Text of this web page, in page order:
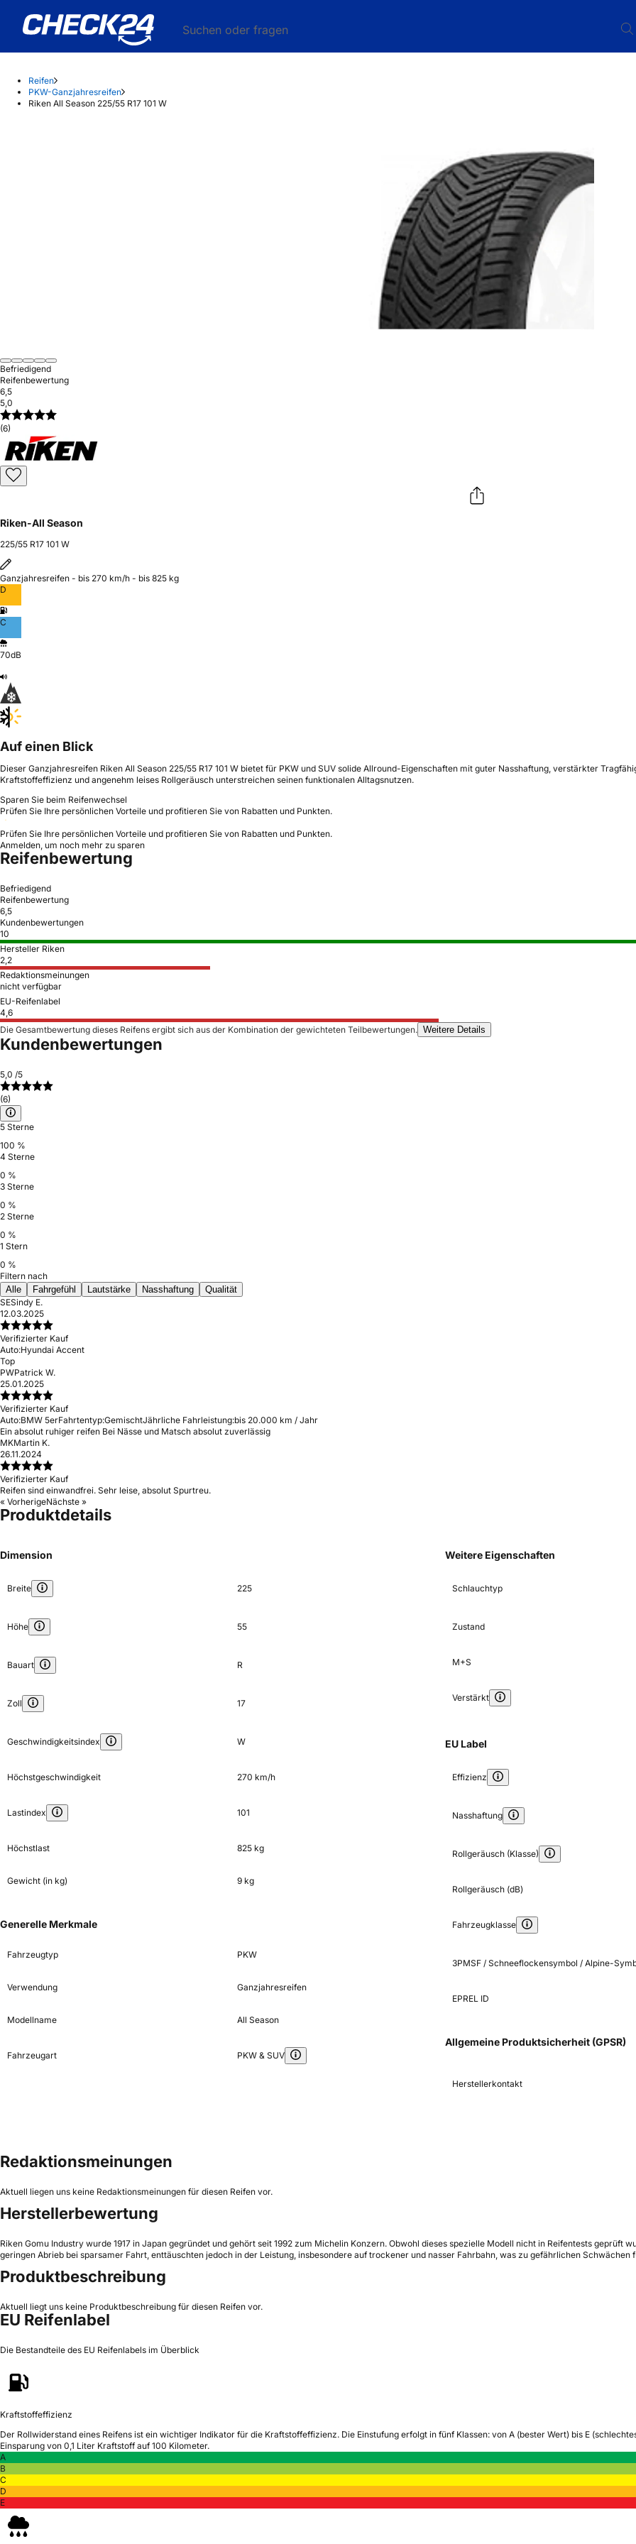
Suchen oder fragen
Reifen
PKW-Ganzjahresreifen
Riken All Season 225/55 R17 101 W
Befriedigend
Reifenbewertung
6,5
5,0
(6)
Riken-All Season
225/55 R17 101 W
Ganzjahresreifen - bis 270 km/h - bis 825 kg
D
C
70dB
Auf einen Blick
Dieser Ganzjahresreifen Riken All Season 225/55 R17 101 W bietet für PKW und SUV solide Allround-Eigenschaften mit guter Nasshaftung, verstärkter
Kraftstoffeffizienz und angenehm leises Rollgeräusch unterstreichen seinen funktionalen Alltagsnutzen.
Sparen Sie beim Reifenwechsel
Prüfen Sie Ihre persönlichen Vorteile und profitieren Sie von Rabatten und Punkten.
Prüfen Sie Ihre persönlichen Vorteile und profitieren Sie von Rabatten und Punkten.
Anmelden, um noch mehr zu sparen
Reifenbewertung
Befriedigend
Reifenbewertung
6,5
Kundenbewertungen
10
Hersteller Riken
2,2
Redaktionsmeinungen
nicht verfügbar
EU-Reifenlabel
4,6
Die Gesamtbewertung dieses Reifens ergibt sich aus der Kombination der gewichteten Teilbewertungen. Weitere Details
Kundenbewertungen
5,0 /5
(6)
5 Sterne
100 %
4 Sterne
0 %
3 Sterne
0 %
2 Sterne
0 %
1 Stern
0 %
Filtern nach
Alle
Fahrgefühl Lautstärke Nasshaftung
Qualität
SESindy E.
12.03.2025
Verifizierter Kauf
Auto:Hyundai Accent
Top
PWPatrick W.
25.01.2025
Verifizierter Kauf
Auto:BMW 5erFahrtentyp:GemischtJährliche Fahrleistung:bis 20.000 km / Jahr
Ein absolut ruhiger reifen Bei Nässe und Matsch absolut zuverlässig
MKMartin K.
26.11.2024
Verifizierter Kauf
Reifen sind einwandfrei. Sehr leise, absolut Spurtreu.
« VorherigeNächste »
Produktdetails
Dimension
Breite 225
Höhe 55
Bauart R
Zoll 17
Geschwindigkeitsindex W
Höchstgeschwindigkeit 270 km/h
Lastindex 101
Höchstlast 825 kg
Gewicht (in kg) 9 kg
Generelle Merkmale
Fahrzeugtyp PKW
Verwendung Ganzjahresreifen
Modellname All Season
Fahrzeugart PKW & SUV
Weitere Eigenschaften
Schlauchtyp
Zustand
M+S
Verstärkt
EU Label
Effizienz
Nasshaftung
Rollgeräusch (Klasse)
Rollgeräusch (dB)
Fahrzeugklasse
3PMSF / Schneeflockensymbol / Alpine-
EPREL ID
Allgemeine Produktsicherheit (GPSR)
Herstellerkontakt
Redaktionsmeinungen
Aktuell liegen uns keine Redaktionsmeinungen für diesen Reifen vor.
Herstellerbewertung
Riken Gomu Industry wurde 1917 in Japan gegründet und gehört seit 1992 zum Michelin Konzern. Obwohl dieses spezielle Modell nicht in Reifentests geprüft
geringen Abrieb bei sparsamer Fahrt, enttäuschten jedoch in der Leistung, insbesondere auf trockener und nasser Fahrbahn, was zu gefährlichen Schwächen
Produktbeschreibung
Aktuell liegt uns keine Produktbeschreibung für diesen Reifen vor.
EU Reifenlabel
Die Bestandteile des EU Reifenlabels im Überblick
Kraftstoffeffizienz
Der Rollwiderstand eines Reifens ist ein wichtiger Indikator für die Kraftstoffeffizienz. Die Einstufung erfolgt in fünf Klassen: von A (bester Wert) bis E
Einsparung von 0,1 Liter Kraftstoff auf 100 Kilometer.
A
B
C
D
E